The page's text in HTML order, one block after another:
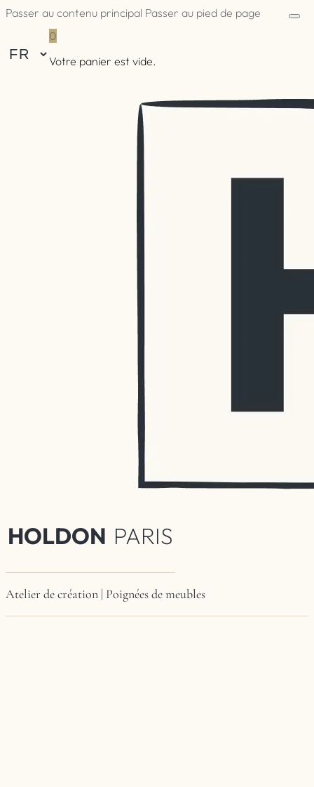
Passer au contenu principal Passer au pied de page
0
Votre panier est vide.
HOLDON PARIS
Atelier de création | Poignées de meubles